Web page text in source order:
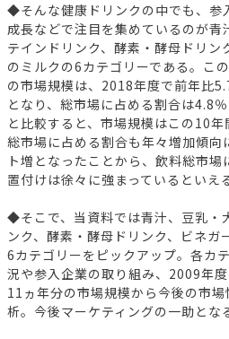
◆そんな健康ドリンクの中でも、参
成長などで注目を集めているのが青
テインドリンク、酵素・酵母ドリン
のミルクの6カテゴリーである。こ
の市場規模は、2018年度で前年比
となり、総市場に占める割合は4.8
と比較すると、市場規模はこの10年
総市場に占める割合も年々増加傾
ト増となったことから、飲料総市
置付けは徐々に強まっているといえ
◆そこで、当資料では青汁、豆乳・
ンク、酵素・酵母ドリンク、ビネガ
6カテゴリーをピックアップ。各カ
況や参入企業の取り組み、2009年
11ヵ年分の市場規模から今後の市
析。今後マーケティングの一助とな